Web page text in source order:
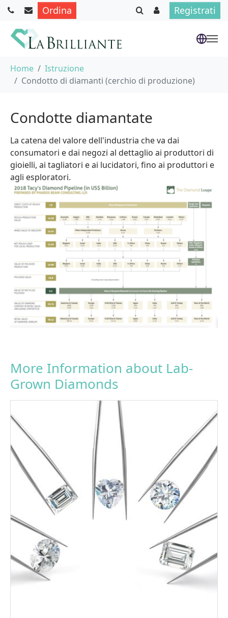
Ordina Registrati
Home
Istruzione
Condotto di diamanti (cerchio di produzione)
Condotte diamantate
La catena del valore dell'industria che va dai
consumatori e dai negozi al dettaglio ai produttori di
gioielli, ai tagliatori e ai lucidatori, fino ai produttori e
agli esploratori.
More Information about Lab-
Grown Diamonds